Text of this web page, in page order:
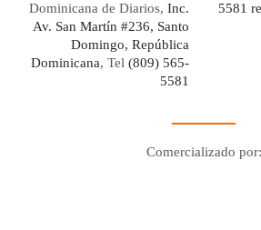
Dominicana de Diarios, Inc.
Av. San Martín #236, Santo
Domingo, República
Dominicana, Tel (809) 565-
5581
5581
Comercializado por: